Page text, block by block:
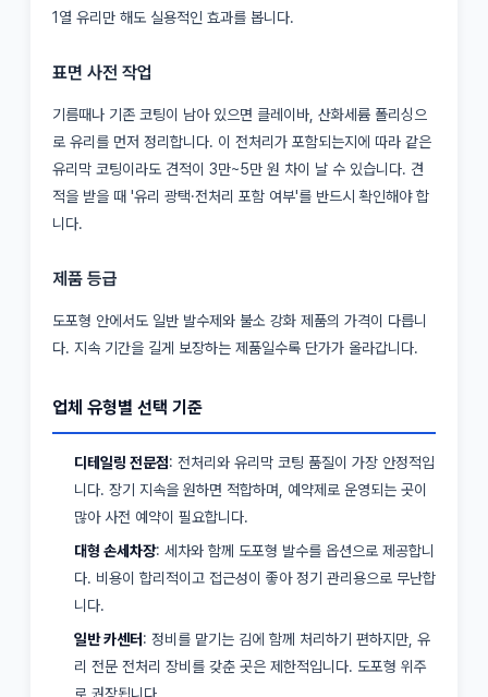
1열 유리만 해도 실용적인 효과를 봅니다.
표면 사전 작업
기름때나 기존 코팅이 남아 있으면 클레이바, 산화세륨 폴리싱으
로 유리를 먼저 정리합니다. 이 전처리가 포함되는지에 따라 같은
유리막 코팅이라도 견적이 3만~5만 원 차이 날 수 있습니다. 견
적을 받을 때 '유리 광택·전처리 포함 여부'를 반드시 확인해야 합
니다.
제품 등급
도포형 안에서도 일반 발수제와 불소 강화 제품의 가격이 다릅니
다. 지속 기간을 길게 보장하는 제품일수록 단가가 올라갑니다.
업체 유형별 선택 기준
디테일링 전문점: 전처리와 유리막 코팅 품질이 가장 안정적입
니다. 장기 지속을 원하면 적합하며, 예약제로 운영되는 곳이
많아 사전 예약이 필요합니다.
대형 손세차장: 세차와 함께 도포형 발수를 옵션으로 제공합니
다. 비용이 합리적이고 접근성이 좋아 정기 관리용으로 무난합
니다.
일반 카센터 : 정비를 맡기는 김에 함께 처리하기 편하지만, 유
리 전문 전처리 장비를 갖춘 곳은 제한적입니다. 도포형 위주
로 권장됩니다.